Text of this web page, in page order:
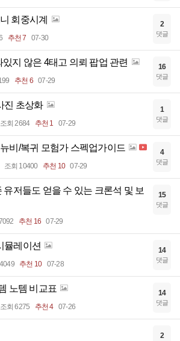
회중시계
추천 7 07-30
2
댓글
지 않은 4태고 의뢰 팝업 관련
추천 6 07-29
16
댓글
진 초상화
조회 2684 추천 1 07-29
1
댓글
비/복귀 모험가 스펙업가이드
조회 10400 추천 10 07-29
4
댓글
유저들도 얻을 수 있는 크론석 및 보
추천 16 07-29
15
댓글
뮬레이션
추천 10 07-28
14
댓글
노템 비교표
조회 6275 추천 4 07-26
14
댓글
2